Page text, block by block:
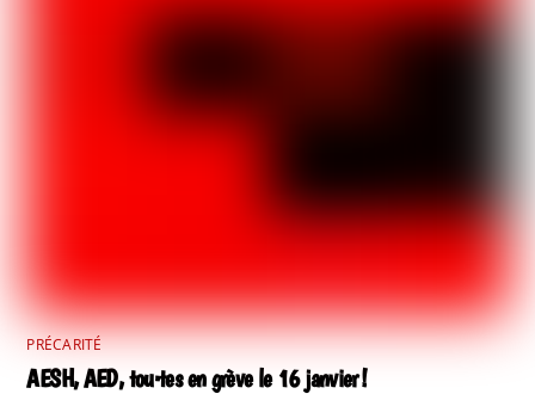
PRÉCARITÉ
AESH, AED, tou·tes en grève le 16 janvier !